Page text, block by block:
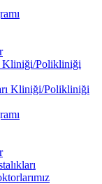
Kliniği/Polikliniği
Kliniği/Polikliniği